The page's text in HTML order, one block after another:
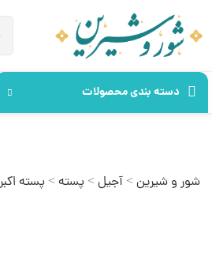
دسته بندی محصولات
شور و شیرین> آجیل> پسته> پسته